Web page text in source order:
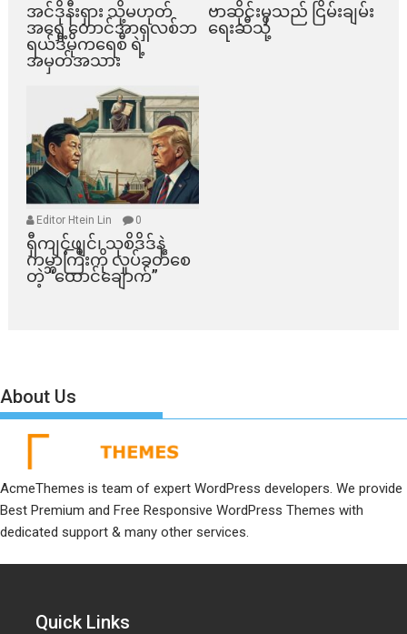
အင်ဒိုနီးရှား သို့မဟုတ်
အရှေ့တောင်အာရှလစ်ဘ
ရယ်ဒီမိုကရေစီ ရဲ့
အမှတ်အသား
ဗာဆိုင်းမှသည် ငြိမ်းချမ်း
ရေးဆီသို့
Editor Htein Lin 0
ရှီကျင့်ဖျင်၊ သုစိဒိဒ်နဲ့
ကမ္ဘာကြီးကို လှုပ်ခတ်စေ
တဲ့ “ထောင်ချောက်”
About Us
AcmeThemes is team of expert WordPress developers. We provide
Best Premium and Free Responsive WordPress Themes with
dedicated support & many other services.
Quick Links